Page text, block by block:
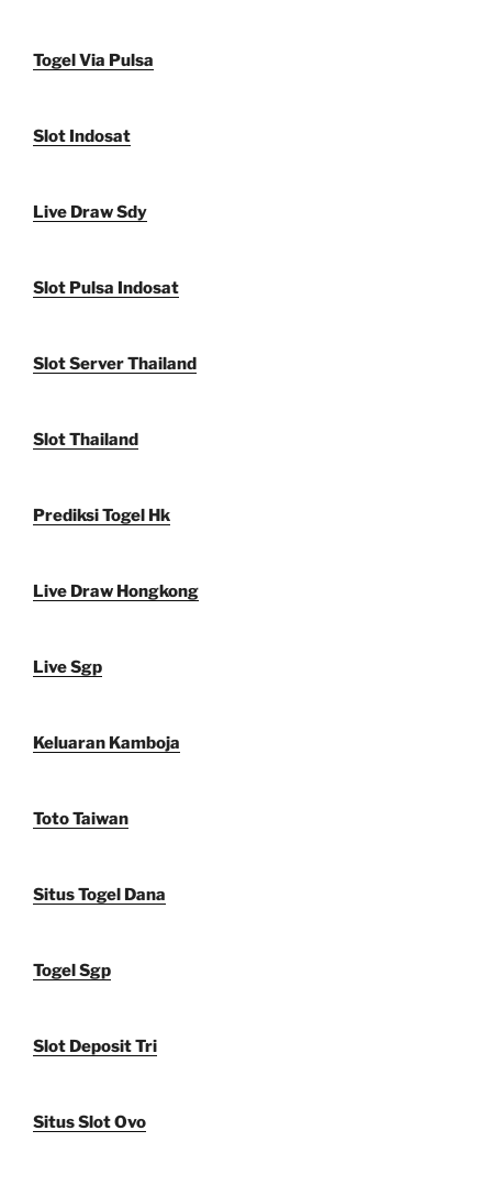
Togel Via Pulsa
Slot Indosat
Live Draw Sdy
Slot Pulsa Indosat
Slot Server Thailand
Slot Thailand
Prediksi Togel Hk
Live Draw Hongkong
Live Sgp
Keluaran Kamboja
Toto Taiwan
Situs Togel Dana
Togel Sgp
Slot Deposit Tri
Situs Slot Ovo